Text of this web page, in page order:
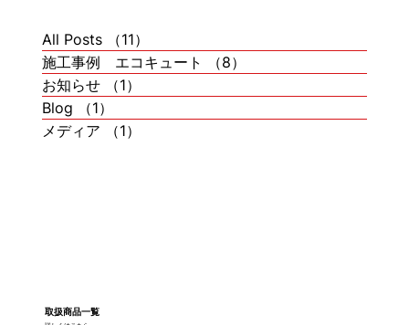
All Posts （11）11件の記事
施工事例 エコキュート （8）8件の記事
お知らせ （1）1件の記事
Blog
（1） 1件の記事